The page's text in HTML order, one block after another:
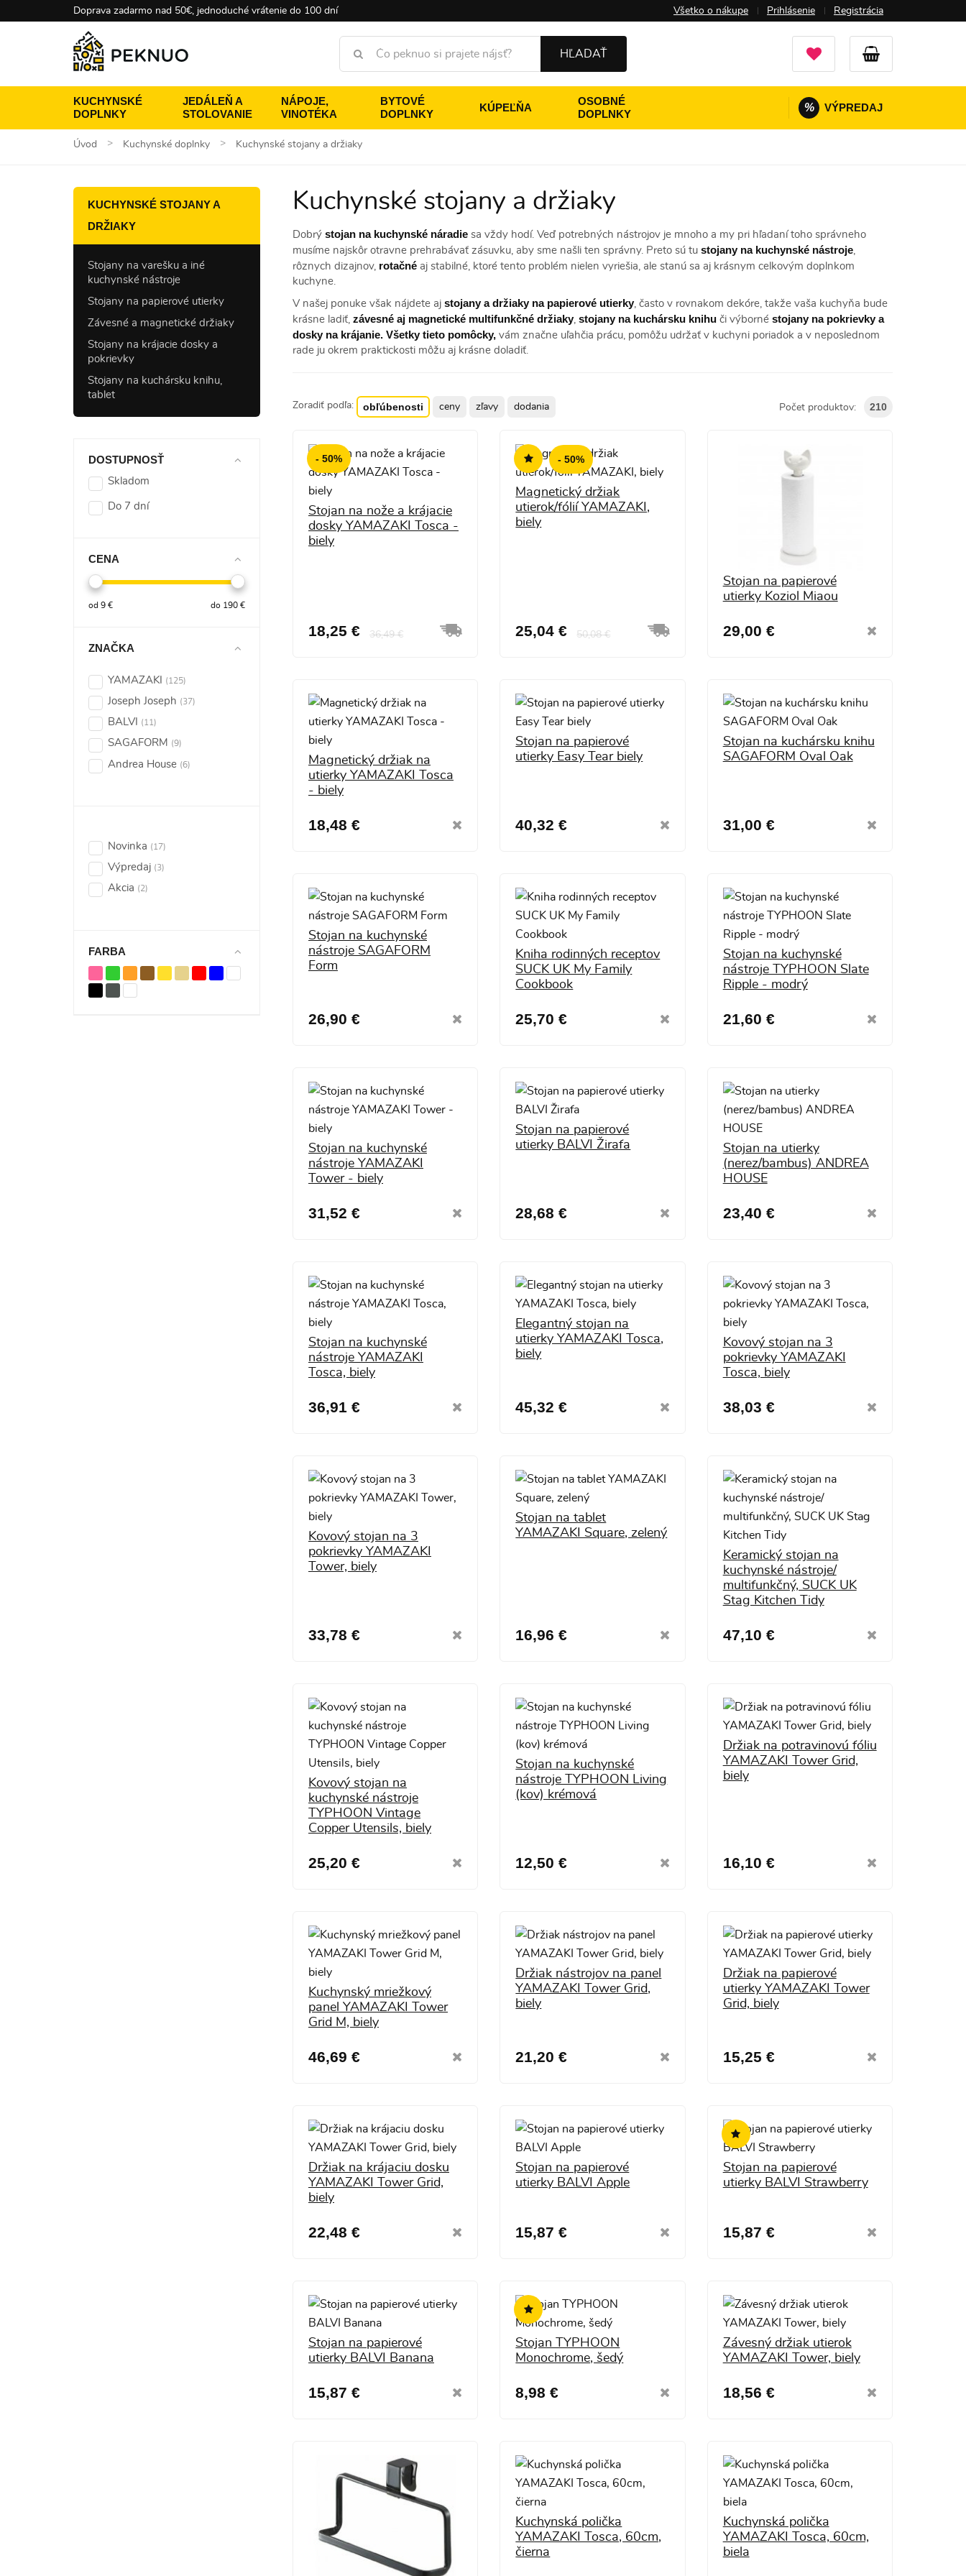
Doprava zadarmo nad 50€, jednoduché vrátenie do 100 dní Všetko o nákupe Prihlásenie Registrácia
HĽADAŤ
KUCHYNSKÉ
DOPLNKY
JEDÁLEŇ A
STOLOVANIE
NÁPOJE,
VINOTÉKA
BYTOVÉ
DOPLNKY
KÚPEĽŇA
OSOBNÉ
DOPLNKY
% VÝPREDAJ
Úvod Kuchynské doplnky Kuchynské stojany a držiaky
KUCHYNSKÉ STOJANY A
DRŽIAKY
Stojany na varešku a iné
kuchynské nástroje
Stojany na papierové utierky
Závesné a magnetické držiaky
Stojany na krájacie dosky a
pokrievky
Stojany na kuchársku knihu,
tablet
DOSTUPNOSŤ
Skladom
Do 7 dní
CENA
od 9 € do 190 €
ZNAČKA
YAMAZAKI (125)
Joseph Joseph (37)
BALVI (11)
SAGAFORM (9)
Andrea House (6)
Novinka (17)
Výpredaj (3)
Akcia (2)
FARBA
Kuchynské stojany a držiaky
Dobrý stojan na kuchynské náradie sa vždy hodí. Veď potrebných nástrojov je mnoho a my pri hľadaní toho správneho
musíme najskôr otravne prehrabávať zásuvku, aby sme našli ten správny. Preto sú tu stojany na kuchynské nástroje,
rôznych dizajnov, rotačné aj stabilné, ktoré tento problém nielen vyriešia, ale stanú sa aj krásnym celkovým doplnkom
kuchyne.
V našej ponuke však nájdete aj stojany a držiaky na papierové utierky, často v rovnakom dekóre, takže vaša kuchyňa bude
krásne ladiť, závesné aj magnetické multifunkčné držiaky, stojany na kuchársku knihu či výborné stojany na pokrievky a
dosky na krájanie. Všetky tieto pomôcky, vám značne uľahčia prácu, pomôžu udržať v kuchyni poriadok a v neposlednom
rade ju okrem praktickosti môžu aj krásne doladiť.
Zoradiť podľa: obľúbenosti ceny zľavy dodania Počet produktov: 210
- 50%
Stojan na nože a krájacie
dosky YAMAZAKI Tosca -
biely
18,25 € 36,49 €
- 50%
Magnetický držiak
utierok/fólií YAMAZAKI,
biely
25,04 € 50,08 €
Stojan na papierové
utierky Koziol Miaou
29,00 €
Magnetický držiak na
utierky YAMAZAKI Tosca
- biely
18,48 €
Stojan na papierové
utierky Easy Tear biely
40,32 €
Stojan na kuchársku knihu
SAGAFORM Oval Oak
31,00 €
Stojan na kuchynské
nástroje SAGAFORM
Form
26,90 €
Kniha rodinných receptov
SUCK UK My Family
Cookbook
25,70 €
Stojan na kuchynské
nástroje TYPHOON Slate
Ripple - modrý
21,60 €
Stojan na kuchynské
nástroje YAMAZAKI
Tower - biely
31,52 €
Stojan na papierové
utierky BALVI Žirafa
28,68 €
Stojan na utierky
(nerez/bambus) ANDREA
HOUSE
23,40 €
Stojan na kuchynské
nástroje YAMAZAKI
Tosca, biely
36,91 €
Elegantný stojan na
utierky YAMAZAKI Tosca,
biely
45,32 €
Kovový stojan na 3
pokrievky YAMAZAKI
Tosca, biely
38,03 €
Kovový stojan na 3
pokrievky YAMAZAKI
Tower, biely
33,78 €
Stojan na tablet
YAMAZAKI Square, zelený
16,96 €
Keramický stojan na
kuchynské nástroje/
multifunkčný, SUCK UK
Stag Kitchen Tidy
47,10 €
Kovový stojan na
kuchynské nástroje
TYPHOON Vintage
Copper Utensils, biely
25,20 €
Stojan na kuchynské
nástroje TYPHOON Living
(kov) krémová
12,50 €
Držiak na potravinovú fóliu
YAMAZAKI Tower Grid,
biely
16,10 €
Kuchynský mriežkový
panel YAMAZAKI Tower
Grid M, biely
46,69 €
Držiak nástrojov na panel
YAMAZAKI Tower Grid,
biely
21,20 €
Držiak na papierové
utierky YAMAZAKI Tower
Grid, biely
15,25 €
Držiak na krájaciu dosku
YAMAZAKI Tower Grid,
biely
22,48 €
Stojan na papierové
utierky BALVI Apple
15,87 €
Stojan na papierové
utierky BALVI Strawberry
15,87 €
Stojan na papierové
utierky BALVI Banana
15,87 €
Stojan TYPHOON
Monochrome, šedý
8,98 €
Závesný držiak utierok
YAMAZAKI Tower, biely
18,56 €
Kuchynská polička
YAMAZAKI Tosca, 60cm,
čierna
Kuchynská polička
YAMAZAKI Tosca, 60cm,
biela